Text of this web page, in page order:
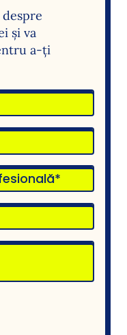
și va
a-ți